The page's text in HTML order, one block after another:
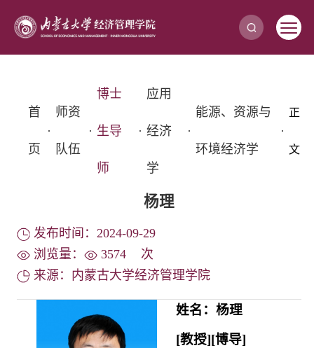
首
页
·
师资
队伍
·
博士
生导
师
·
应用
经济
学
·
能源、资源与
环境经济学
·
正
文
杨理
发布时间：2024-09-29
浏览量：
3574
次
来源：内蒙古大学经济管理学院
姓名：杨理
[教授][博导]